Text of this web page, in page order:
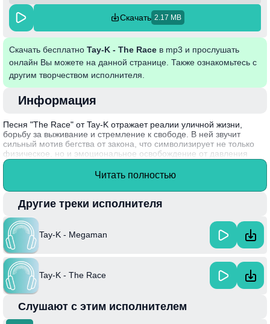
Скачать 2.17 MB
Скачать бесплатно Tay-K - The Race в mp3 и прослушать
онлайн Вы можете на данной странице. Также ознакомьтесь с
другим творчеством исполнителя.
Информация
Песня "The Race" от Tay-K отражает реалии уличной жизни,
борьбу за выживание и стремление к свободе. В ней звучит
сильный мотив бегства от закона, что символизирует не только
физическое, но и эмоциональное освобождение от давления
общества и обязательств. Tay-K использует агрессивный стиль и
запоминающийся ритм, что делает трек ярким и
Песня приобрела популярность после того, как Tay-K был
арестован, и сама композиция стала своеобразной
манифестацией его стремлений и переживаний во время
вынужденного бегства.
Читать полностью
Другие треки исполнителя
Tay-K - Megaman
Tay-K - The Race
Слушают с этим исполнителем